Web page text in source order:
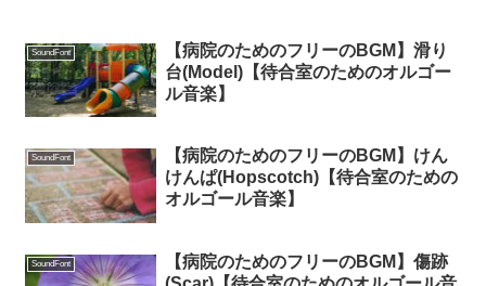
SoundFont
【病院のためのフリーのBGM】滑り
台(Model)【待合室のためのオルゴー
ル音楽】
SoundFont
【病院のためのフリーのBGM】けん
けんぱ(Hopscotch)【待合室のための
オルゴール音楽】
SoundFont
【病院のためのフリーのBGM】傷跡